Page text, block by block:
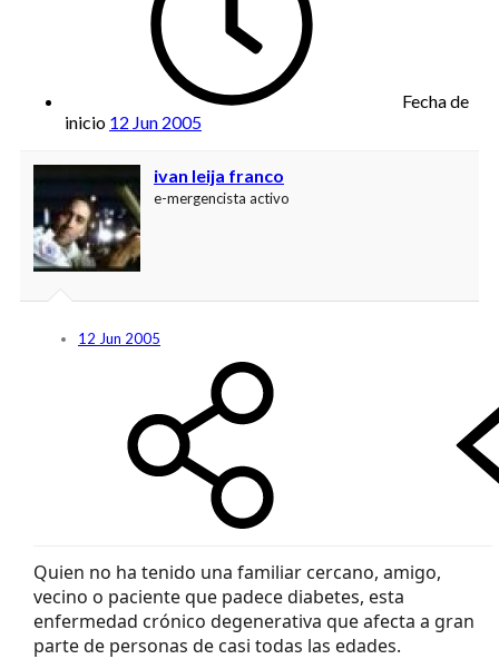
Fecha de
inicio 12 Jun 2005
ivan leija franco
e-mergencista activo
12 Jun 2005
Quien no ha tenido una familiar cercano, amigo,
vecino o paciente que padece diabetes, esta
enfermedad crónico degenerativa que afecta a gran
parte de personas de casi todas las edades.